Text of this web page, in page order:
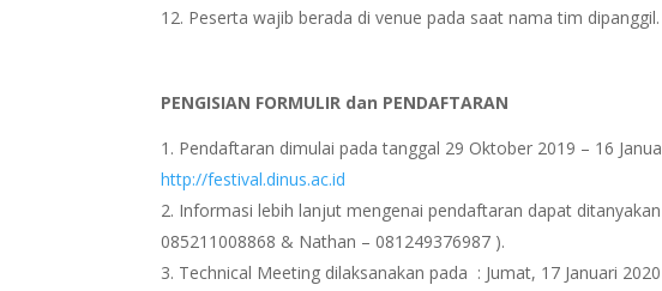
Peserta wajib berada di venue pada saat nama tim dipanggil.
PENGISIAN FORMULIR dan PENDAFTARAN
Pendaftaran dimulai pada tanggal 29 Oktober 2019 – 16
http://festival.dinus.ac.id
Informasi lebih lanjut mengenai pendaftaran dapat
085211008868 & Nathan – 081249376987 ).
Technical Meeting dilaksanakan pada : Jumat, 17 Januari